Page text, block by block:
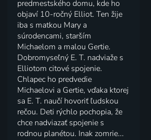
predmestského domu, kde ho
objaví 10-ročný Elliot. Ten žije
iba s matkou Mary a
súrodencami, starším
Michaelom a malou Gertie.
Dobromyseľný E. T. nadviaže s
Elliotom citové spojenie.
Chlapec ho predvedie
Michaelovi a Gertie, vďaka ktorej
sa E. T. naučí hovoriť ľudskou
rečou. Deti rýchlo pochopia, že
chce nadviazať spojenie s
rodnou planétou. Inak zomrie...